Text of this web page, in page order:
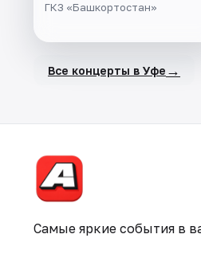
ГКЗ «Башкортостан»
Все концерты в Уфе →
Самые яркие события в